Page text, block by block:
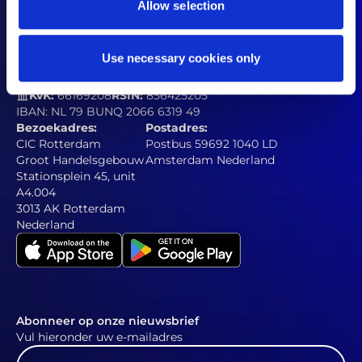
Allow selection
Use necessary cookies only
welcome@somi.nl
legal@somiprivacyviolations.eu
+31 10 310 5257
KvK:66169208RSIN:856425205
IBAN: NL 79 BUNQ 2066 6319 49
Bezoekadres:
CIC Rotterdam
Groot Handelsgebouw
Stationsplein 45, unit
A4.004
3013 AK Rotterdam
Nederland
Postadres:
Postbus 59692 1040 LD
Amsterdam Nederland
Abonneer op onze nieuwsbrief
Vul hieronder uw e-mailadres